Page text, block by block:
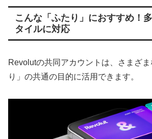
こんな「ふたり」におすすめ！
タイルに対応
Revolutの共同アカウントは、さまざ
り」の共通の目的に活用できます。